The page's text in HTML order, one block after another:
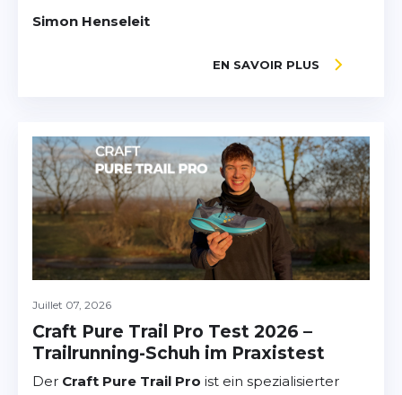
Simon Henseleit
EN SAVOIR PLUS
Juillet 07, 2026
Craft Pure Trail Pro Test 2026 –
Trailrunning-Schuh im Praxistest
Der Craft Pure Trail Pro ist ein spezialisierter